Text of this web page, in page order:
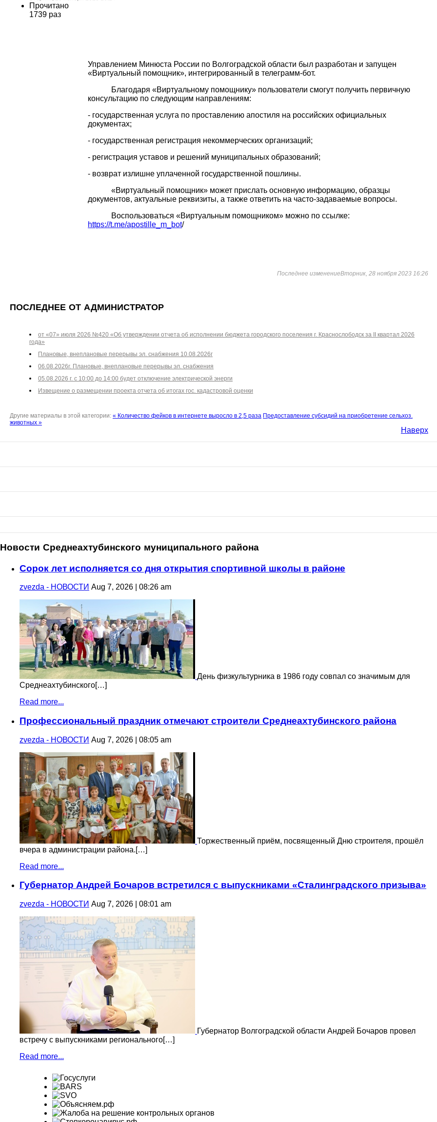
Прочитано
1739 раз
Управлением Минюста России по Волгоградской области был разработан и запущен
«Виртуальный помощник», интегрированный в телеграмм-бот.
Благодаря «Виртуальному помощнику» пользователи смогут получить первичную
консультацию по следующим направлениям:
- государственная услуга по проставлению апостиля на российских официальных
документах;
- государственная регистрация некоммерческих организаций;
- регистрация уставов и решений муниципальных образований;
- возврат излишне уплаченной государственной пошлины.
«Виртуальный помощник» может прислать основную информацию, образцы
документов, актуальные реквизиты, а также ответить на часто-задаваемые вопросы.
Воспользоваться «Виртуальным помощником» можно по ссылке:
https://t.me/apostille_m_bot/
Последнее изменениеВторник, 28 ноября 2023 16:26
ПОСЛЕДНЕЕ ОТ АДМИНИСТРАТОР
от «07» июля 2026 №420 «Об утверждении отчета об исполнении бюджета городского поселения г. Краснослободск за II квартал 2026
года»
Плановые, внеплановые перерывы эл. снабжения 10.08.2026г
06.08.2026г. Плановые, внеплановые перерывы эл. снабжения
05.08.2026 г. с 10:00 до 14:00 будет отключение электрической энерги
Извещение о размещении проекта отчета об итогах гос. кадастровой оценки
Другие материалы в этой категории: « Количество фейков в интернете выросло в 2,5 раза Предоставление субсидий на приобретение сельхоз.
животных »
Наверх
Новости Среднеахтубинского муниципального района
Сорок лет исполняется со дня открытия спортивной школы в районе
zvezda - НОВОСТИ Aug 7, 2026 | 08:26 am
День физкультурника в 1986 году совпал со значимым для
Среднеахтубинского[…]
Read more...
Профессиональный праздник отмечают строители Среднеахтубинского района
zvezda - НОВОСТИ Aug 7, 2026 | 08:05 am
Торжественный приём, посвященный Дню строителя, прошёл
вчера в администрации района.[…]
Read more...
Губернатор Андрей Бочаров встретился с выпускниками «Сталинградского призыва»
zvezda - НОВОСТИ Aug 7, 2026 | 08:01 am
Губернатор Волгоградской области Андрей Бочаров провел
встречу с выпускниками регионального[…]
Read more...